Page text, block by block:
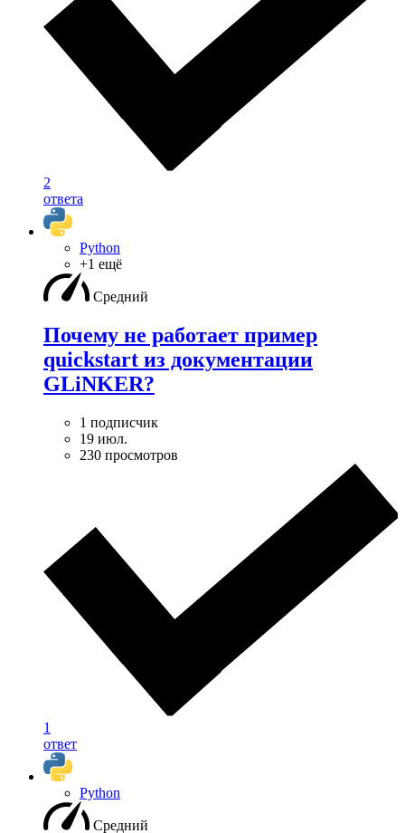
2
ответа
Python
+1 ещё
Средний
Почему не работает пример
quickstart из документации
GLiNKER?
1 подписчик
19 июл.
230 просмотров
1
ответ
Python
Средний